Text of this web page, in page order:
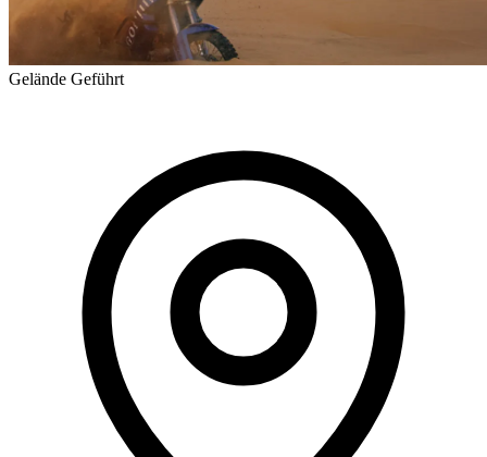
Gelände Geführt